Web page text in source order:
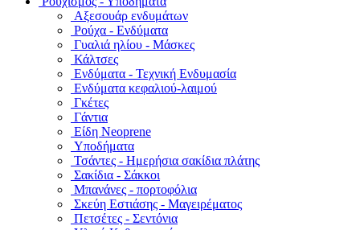
Αξεσουάρ ενδυμάτων
Ρούχα - Ενδύματα
Γυαλιά ηλίου - Μάσκες
Κάλτσες
Ενδύματα - Τεχνική Ενδυμασία
Ενδύματα κεφαλιού-λαιμού
Γκέτες
Γάντια
Είδη Neoprene
Υποδήματα
Τσάντες - Ημερήσια σακίδια πλάτης
Σακίδια - Σάκκοι
Μπανάνες - πορτοφόλια
Σκεύη Εστιάσης - Μαγειρέματος
Πετσέτες - Σεντόνια